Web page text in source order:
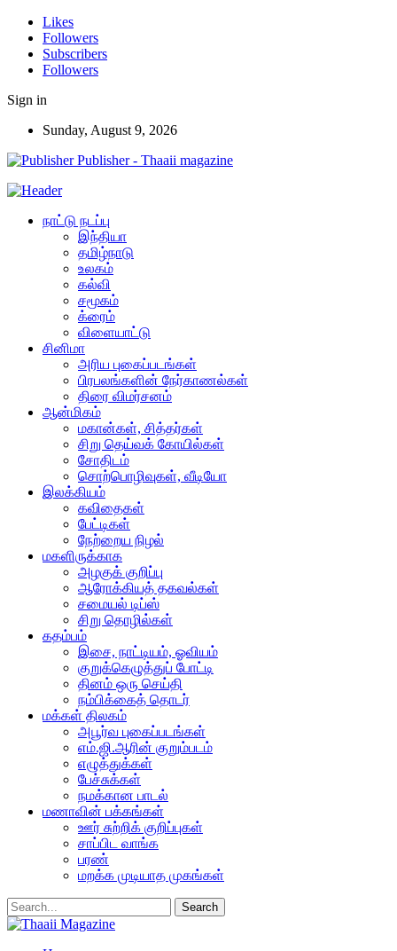
Likes
Followers
Subscribers
Followers
Sign in
Sunday, August 9, 2026
Publisher - Thaaii magazine
நாட்டு நடப்பு
இந்தியா
தமிழ்நாடு
உலகம்
கல்வி
சமூகம்
க்ரைம்
விளையாட்டு
சினிமா
அரிய புகைப்படங்கள்
பிரபலங்களின் நேர்காணல்கள்
திரை விமர்சனம்
ஆன்மிகம்
மகான்கள், சித்தர்கள்
சிறு தெய்வக் கோயில்கள்
சோதிடம்
சொற்பொழிவுகள், வீடியோ
இலக்கியம்
கவிதைகள்
பேட்டிகள்
நேற்றைய நிழல்
மகளிருக்காக
அழகுக் குறிப்பு
ஆரோக்கியத் தகவல்கள்
சமையல் டிப்ஸ்
சிறு தொழில்கள்
கதம்பம்
இசை, நாட்டியம், ஓவியம்
குறுக்கெழுத்துப் போட்டி
தினம் ஒரு செய்தி
நம்பிக்கைத் தொடர்
மக்கள் திலகம்
அபூர்வ புகைப்படங்கள்
எம்.ஜி.ஆரின் குறும்படம்
எழுத்துக்கள்
பேச்சுக்கள்
நமக்கான பாடல்
மணாவின் பக்கங்கள்
ஊர் சுற்றிக் குறிப்புகள்
சாப்பிட வாங்க
பரண்
மறக்க முடியாத முகங்கள்